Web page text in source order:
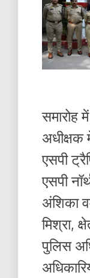
समारोह
अधीक्षक
एसपी
एसपी
अंशिका
मिश्रा,
पुलिस